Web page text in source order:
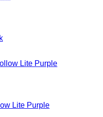
Lite Purple